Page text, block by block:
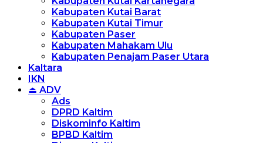
Kabupaten Kutai Barat
Kabupaten Kutai Timur
Kabupaten Paser
Kabupaten Mahakam Ulu
Kabupaten Penajam Paser Utara
Kaltara
IKN
⏏ ADV
Ads
DPRD Kaltim
Diskominfo Kaltim
BPBD Kaltim